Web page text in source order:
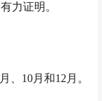
力证明。
、10月和12月。